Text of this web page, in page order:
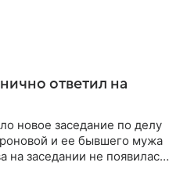
ответил на
новое заседание по делу
и ее бывшего мужа
заседании не появилась.